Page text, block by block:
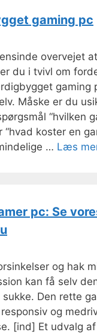
gaming pc
overvejet
du i tvivl om
gaming
Måske er du
“hvilken
“hvad koster en
… Læs
pc: Se
og hak
kan få selv
Den rette
og
[ind] Et udvalg